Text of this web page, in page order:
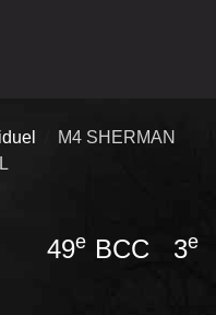
M4 SHERMAN
49e BCC 3e